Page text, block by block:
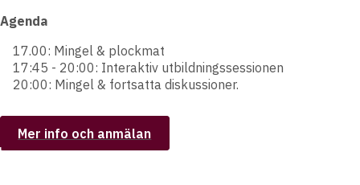
Agenda
17.00: Mingel & plockmat
17:45 - 20:00: Interaktiv utbildningssessionen
20:00: Mingel & fortsatta diskussioner.
Mer info och anmälan